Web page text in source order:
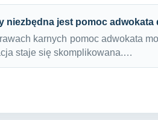
niezbędna jest pomoc
karnych pomoc adwokata
staje się skomplikowana.…